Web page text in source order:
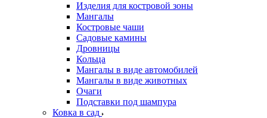
Изделия для костровой зоны
Мангалы
Костровые чаши
Садовые камины
Дровницы
Кольца
Мангалы в виде автомобилей
Мангалы в виде животных
Очаги
Подставки под шампура
Ковка в сад